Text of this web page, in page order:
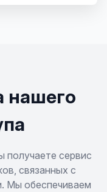
нашего
сервис
связанных с
Мы обеспечиваем